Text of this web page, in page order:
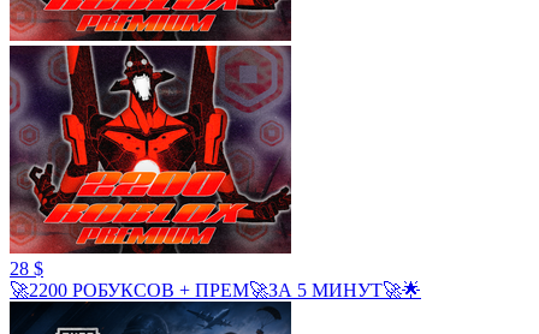
28 $
🚀2200 РОБУКСОВ + ПРЕМ🚀ЗА 5 МИНУТ🚀🌟